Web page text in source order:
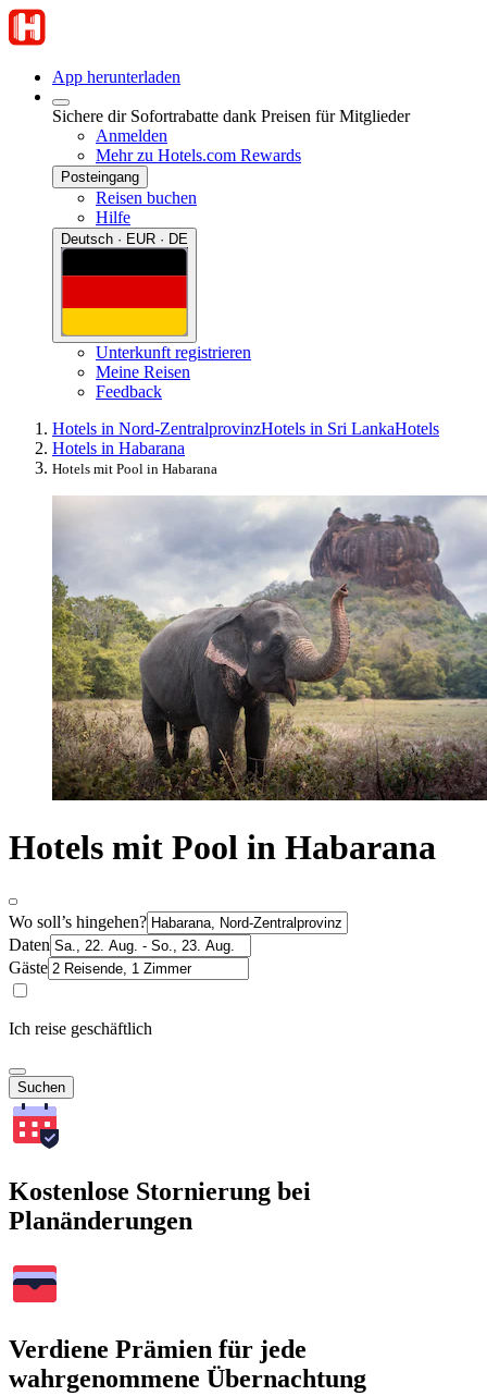
App herunterladen
Sichere dir Sofortrabatte dank Preisen für Mitglieder
Anmelden
Mehr zu Hotels.com Rewards
Posteingang
Reisen buchen
Hilfe
Deutsch · EUR · DE
Unterkunft registrieren
Meine Reisen
Feedback
Hotels in Nord-ZentralprovinzHotels in Sri LankaHotels
Hotels in Habarana
Hotels mit Pool in Habarana
Hotels mit Pool in Habarana
Wo soll’s hingehen?
Daten
Gäste
Ich reise geschäftlich
Suchen
Kostenlose Stornierung bei
Planänderungen
Verdiene Prämien für jede
wahrgenommene Übernachtung